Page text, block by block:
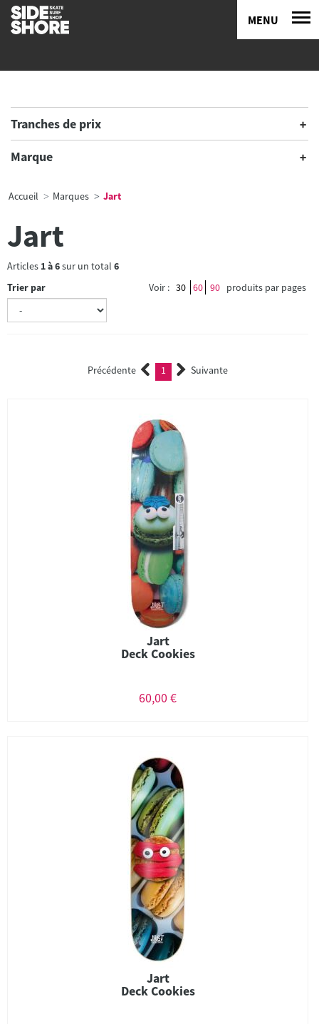
MENU
Tranches de prix
Marque
Accueil Marques Jart
Jart
Articles 1à6sur un total 6
Trier par
Voir : 30 60 90 produits par pages
Précédente 1 (current)Suivante
Jart
Deck Cookies
60,00 €
Jart
Deck Cookies